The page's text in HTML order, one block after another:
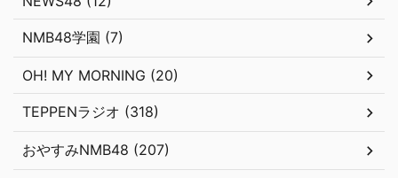
NMB48学園 (7)
OH! MY MORNING (20)
TEPPENラジオ (318)
おやすみNMB48 (207)